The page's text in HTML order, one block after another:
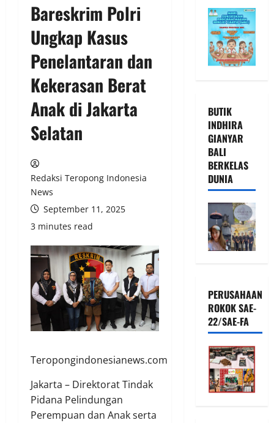
Bareskrim Polri
Ungkap Kasus
Penelantaran dan
Kekerasan Berat
Anak di Jakarta
Selatan
Redaksi Teropong Indonesia
News
September 11, 2025
3 minutes read
Teropongindonesianews.com
Jakarta – Direktorat Tindak
Pidana Pelindungan
Perempuan dan Anak serta
BUTIK
INDHIRA
GIANYAR
BALI
BERKELAS
DUNIA
PERUSAHAAN
ROKOK SAE-
22/SAE-FA